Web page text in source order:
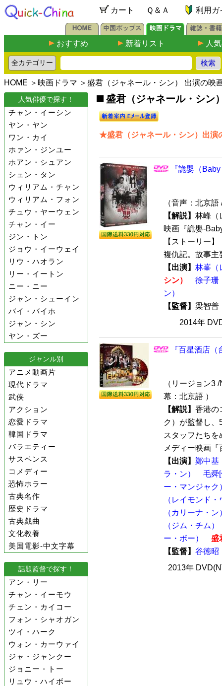
カート Ｑ＆Ａ 利用ガ
おすすめ 新着リスト 人
HOME ＞ 映画ドラマ ＞盛君（ジャネール・シン） 出演の映
人気俳優で探す！
チャン・イーシン
ヤン・ヤン
ワン・カイ
ホァン・ジンユー
ホアン・シュアン
シェン・タン
ウィリアム・チャン
ウィリアム・フォン
チュウ・ヤーウェン
チャン・イー
ジン・トン
ジョウ・イーウェイ
リウ・ハオラン
リー・イートン
ニー・ニー
ジャン・シューイン
バイ・バイホ
ジャン・シン
ヤン・ズー
ジャンル別
アニメ動画片
現代ドラマ
武侠
アクション
恋愛ドラマ
韓国ドラマ
バラエティー
サスペンス
コメディー
恐怖ホラー
古典名作
歴史ドラマ
古典戯曲
文化教養
美国電影-中文字幕
話題監督で探す！
アン・リー
チャン・イーモウ
チェン・カイコー
フォン・シャオガン
ツイ・ハーク
ウォン・カーウァイ
ジャ・ジャンクー
ジョニー・トー
リュウ・ハイボー
盛君（ジャネール・シン
★盛君（ジャネール・シン）出演
『詭嬰（
（音声：北京
【解説】 林峰（
映画『詭嬰-
【ストーリー
複仇記。故事主
【出演】 林峯（
シン）
徐子珊
ン）
【監督】 梁智
2014年
『百星酒店
（リージョン3
幕：北京語 ）
【解説】 香港の
ク）が監督し
スタッフたち
メディー映画
【出演】 鄭中基
ラ・ン）
毛舜
ー・マンジャク
（レイモンド
（カリーナ・ン
（ジム・チム）
ー・ボー）
盛
【監督】 谷徳昭
2013年